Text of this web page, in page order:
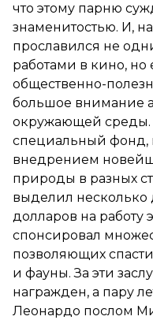
что этому парню
знаменитостью. И,
прославился не
работами в кино,
общественно-
большое внимание
окружающей среды.
специальный фонд,
внедрением
природы в разных
выделил несколько
долларов на работу
спонсировал
позволяющих
и фауны. За эти
награжден, а пару
Леонардо послом